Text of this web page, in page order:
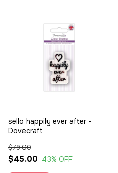
sello happily ever after -
Dovecraft
$45.00
$79.00
43% OFF